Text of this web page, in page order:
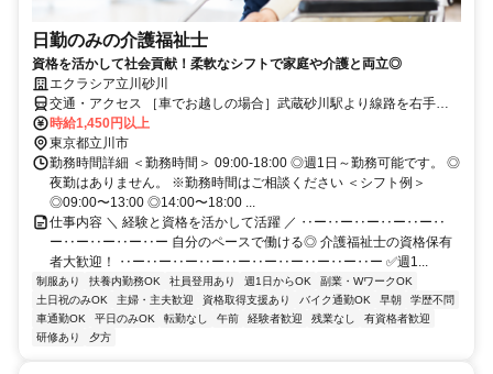
日勤のみの介護福祉士
資格を活かして社会貢献！柔軟なシフトで家庭や介護と両立◎
エクラシア立川砂川
交通・アクセス ［車でお越しの場合］武蔵砂川駅より線路を右手に
８分ほど進んだ左手 ［公共交通機関利用の場合］電車：西武拝島線
上記駅より徒歩14分
時給1,450円以上
東京都立川市
勤務時間詳細 ＜勤務時間＞ 09:00-18:00 ◎週1日～勤務可能です。 ◎
夜勤はありません。 ※勤務時間はご相談ください ＜シフト例＞
◎09:00〜13:00 ◎14:00〜18:00 ...
仕事内容 ＼ 経験と資格を活かして活躍 ／ ‥ー‥ー‥ー‥ー‥ー‥
ー‥ー‥ー‥ー‥ー 自分のペースで働ける◎ 介護福祉士の資格保有
者大歓迎！ ‥ー‥ー‥ー‥ー‥ー‥ー‥ー‥ー‥ー‥ー ✅週1...
制服あり 扶養内勤務OK 社員登用あり 週1日からOK
副業・WワークOK
土日祝のみOK
主婦・主夫歓迎 資格取得支援あり バイク通勤OK 早朝
学歴不問
車通勤OK
平日のみOK 転勤なし 午前 経験者歓迎 残業なし
有資格者歓迎
研修あり
夕方